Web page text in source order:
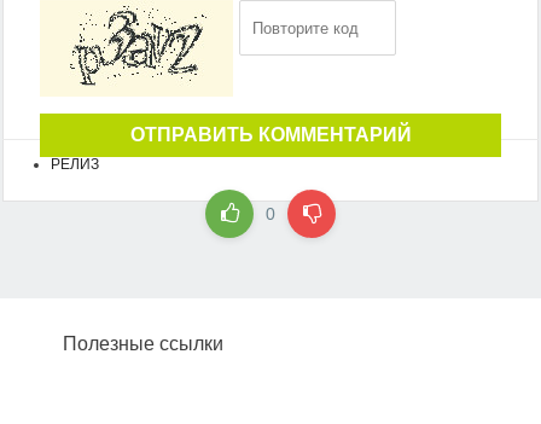
РЕЛИЗ
0
ОТПРАВИТЬ КОММЕНТАРИЙ
Полезные ссылки